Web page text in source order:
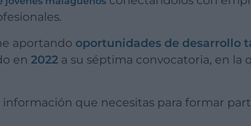
aportando oportunidades de desarrollo
en 2022 a su séptima convocatoria, en la
que necesitas para formar